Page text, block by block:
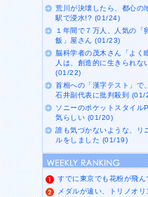
荒川が決壊したら、都心の
駅で浸水!? (01/24)
１年間で７万人、人気の「
飯」屋さん (01/23)
脳科学者の茂木さん「よく
人は、創造的に生きられな
(01/22)
首相への「漢字テスト」で
石井副代表に批判殺到 (01/
ソニーのポケットスタイル
気らしい (01/20)
誰も気づかないような、リ
ルをしました (01/19)
すでに東京でも花粉が飛ん
メダルが遠い、トリノオリ